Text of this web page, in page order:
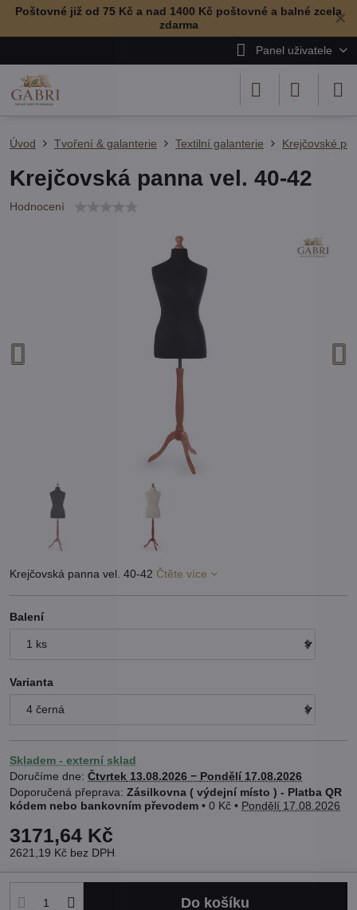
✕
Poštovné již od 75 Kč a nad 1400 Kč poštovné a balné zcela
zdarma
Panel uživatele
Úvod Tvoření & galanterie Textilní galanterie Krejčovské
Krejčovská panna vel. 40-42
Hodnocení
Krejčovská panna vel. 40-42 Čtěte více
Balení
Varianta
Skladem - externí sklad
Doručíme dne: Čtvrtek 13.08.2026 − Pondělí 17.08.2026
Zásilkovna ( výdejní místo ) - Platba QR
kódem nebo bankovním převodem • 0 Kč • Pondělí 17.08.2026
3171,64 Kč
2621,19 Kč bez DPH
Do košíku